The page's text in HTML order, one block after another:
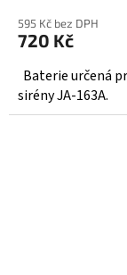
produktu
je
3,8
z
5
595 Kč bez DPH
720 Kč
Baterie určená
sirény JA-163A.